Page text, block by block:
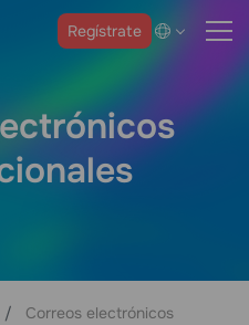
Regístrate
Correos electrónicos